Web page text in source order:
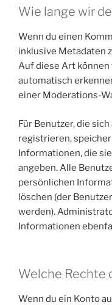
Wie lange wir
Wenn du einen
inklusive Metadaten
Auf diese Art
automatisch
einer Moderations-
Für Benutzer, die
registrieren,
Informationen, die
angeben. Alle
persönlichen
löschen (der
werden).
Informationen
Welche Rechte
Wenn du ein Konto